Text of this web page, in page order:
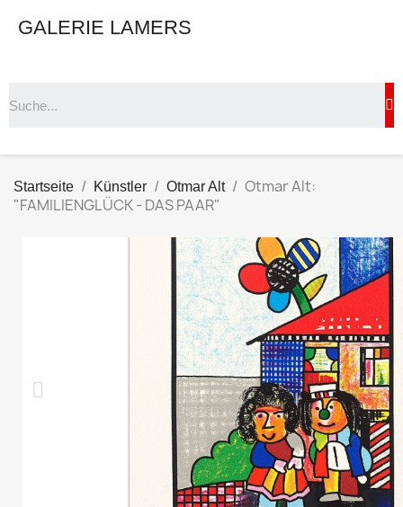
GALERIE LAMERS
Startseite Künstler Otmar Alt
Otmar Alt:
"FAMILIENGLÜCK - DAS PAAR"